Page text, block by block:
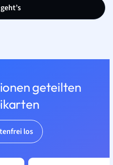
geteilten
los